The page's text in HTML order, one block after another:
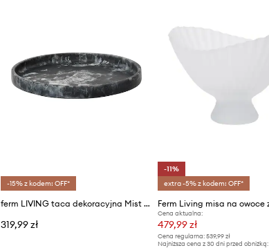
-15% z kodem: OFF*
ferm LIVING taca dekoracyjna Mist 30 cm
319,99 zł
-11%
extra -5% z kodem: OFF*
Cena aktualna:
479,99 zł
Cena regularna:539,99 zł
Najniższa cena z 30 dni przed obniżką: